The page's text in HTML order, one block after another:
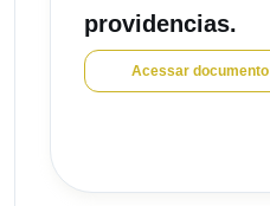
providencias.
Acessar documento